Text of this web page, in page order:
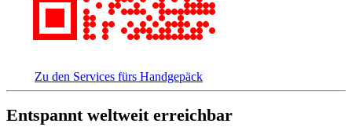
Zu den Services fürs Handgepäck
Entspannt weltweit erreichbar